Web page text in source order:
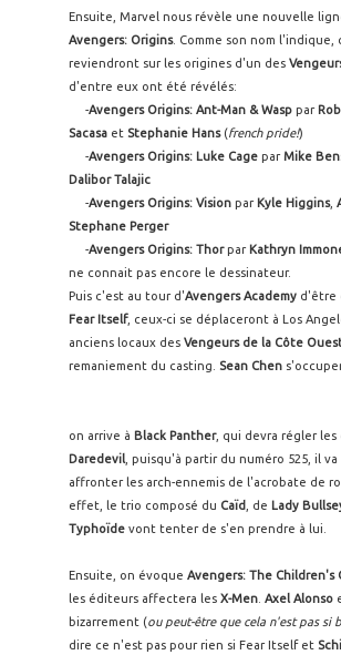
Ensuite, Marvel nous révèle une nouvelle
Avengers: Origins. Comme son nom l'indique,
reviendront sur les origines d'un des
d'entre eux ont été révélés:
-Avengers Origins: Ant-Man & Wasp par
Sacasa et Stephanie Hans (french pride!)
-Avengers Origins: Luke Cage parMike
Dalibor Talajic
-Avengers Origins: Vision par Kyle Higgins,
Stephane Perger
-Avengers Origins: Thorpar Kathryn
ne connait pas encore le dessinateur.
Puis c'est au tour d'Avengers Academy d'être
Fear Itself, ceux-ci se déplaceront à Los
anciens locaux des Vengeurs de la Côte
remaniement du casting. Sean Chen
on arrive à Black Panther, qui devra régler les
Daredevil , puisqu'à partir du numéro 525, il
affronter les arch-ennemis de l'acrobate de
effet, le trio composé du Caïd , de Lady
Typhoïde vont tenter de s'en prendre à lui.
Ensuite, on évoque Avengers: The Children's
les éditeurs affectera les X-Men Axel Alonso
bizarrement (ou peut-être que cela n'est pas si
dire ce n'est pas pour rien si Fear Itself et